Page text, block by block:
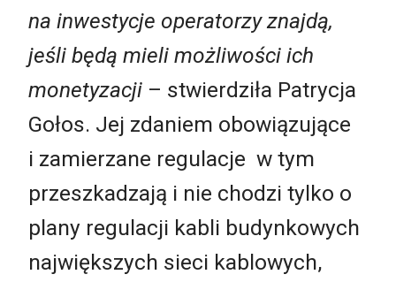
na inwestycje operatorzy znajdą,
jeśli będą mieli możliwości ich
monetyzacji – stwierdziła Patrycja
Gołos. Jej zdaniem obowiązujące
i zamierzane regulacje w tym
przeszkadzają i nie chodzi tylko o
plany regulacji kabli budynkowych
największych sieci kablowych,